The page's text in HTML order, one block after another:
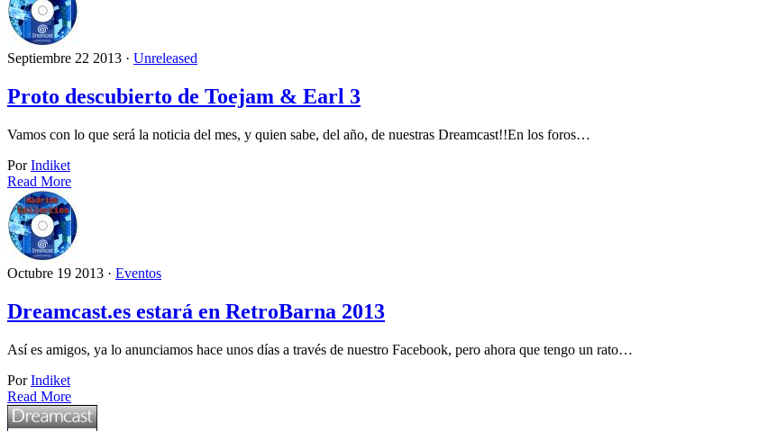
Septiembre 22 2013 · Unreleased
Proto descubierto de Toejam & Earl 3
Vamos con lo que será la noticia del mes, y quien sabe, del año, de nuestras Dreamcast!!En los foros…
PorIndiket
Read More
Octubre 19 2013 · Eventos
Dreamcast.es estará en RetroBarna 2013
Así es amigos, ya lo anunciamos hace unos días a través de nuestro Facebook, pero ahora que tengo un rato…
PorIndiket
Read More